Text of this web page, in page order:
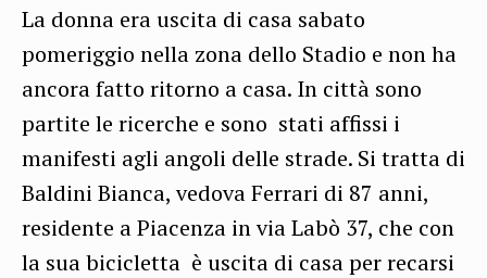
La donna era uscita di casa sabato
pomeriggio nella zona dello Stadio e non ha
ancora fatto ritorno a casa. In città sono
partite le ricerche e sono stati affissi i
manifesti agli angoli delle strade. Si tratta di
Baldini Bianca, vedova Ferrari di 87 anni,
residente a Piacenza in via Labò 37, che con
la sua bicicletta è uscita di casa per recarsi